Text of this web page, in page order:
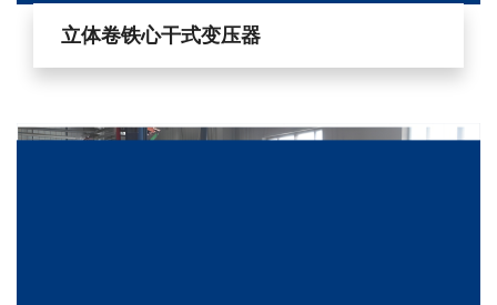
立体卷铁心干式变压器